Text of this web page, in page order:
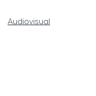
Audiovisual